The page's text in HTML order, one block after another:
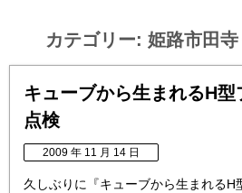
カテゴリー: 姫路市田
キューブから生まれるH
点検
2009 年 11 月 14 日
久しぶりに『キューブから生まれるH